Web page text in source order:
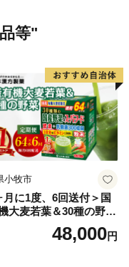
等"
小牧市
月に1度、6回送付＞国
大麦若葉＆30種の野
本漢方 定期便
48,000円